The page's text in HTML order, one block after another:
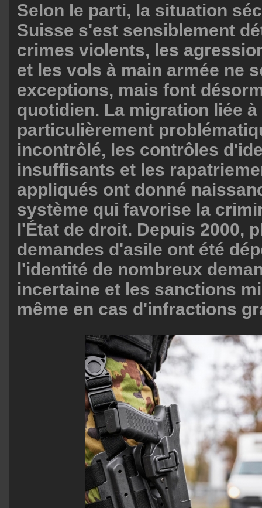
Selon le parti, la situation
Suisse s'est sensiblement
crimes violents, les
et les vols à main armée ne
exceptions, mais font
quotidien. La migration liée
particulièrement
incontrôlé, les contrôles
insuffisants et les
appliqués ont donné
système qui favorise la
l'État de droit. Depuis 2000,
demandes d'asile ont été
l'identité de nombreux
incertaine et les sanctions
même en cas d'infractions